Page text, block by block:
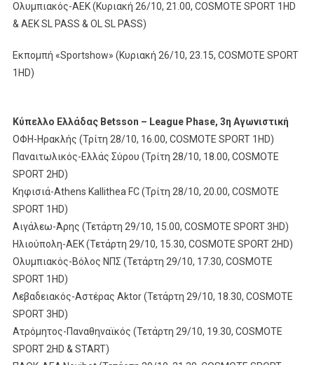
Ολυμπιακός-ΑΕΚ (Κυριακή 26/10, 21.00, COSMOTE SPORT 1HD
& AEK SL PASS & OL SL PASS)
Εκπομπή «Sportshow» (Κυριακή 26/10, 23.15, COSMOTE SPORT
1HD)
Κύπελλο ΕλλάδαςBetsson – League Phase, 3η Αγωνιστική
ΟΦΗ-Ηρακλής (Τρίτη 28/10, 16.00, COSMOTE SPORT 1HD)
Παναιτωλικός-Ελλάς Σύρου (Τρίτη 28/10, 18.00, COSMOTE
SPORT 2HD)
Κηφισιά-Athens Kallithea FC (Τρίτη 28/10, 20.00, COSMOTE
SPORT 1HD)
Αιγάλεω-Άρης (Τετάρτη 29/10, 15.00, COSMOTE SPORT 3HD)
Ηλιούπολη-ΑΕΚ (Τετάρτη 29/10, 15.30, COSMOTE SPORT 2HD)
Ολυμπιακός-Βόλος ΝΠΣ (Τετάρτη 29/10, 17.30, COSMOTE
SPORT 1HD)
Λεβαδειακός-Αστέρας Aktor (Τετάρτη 29/10, 18.30, COSMOTE
SPORT 3HD)
Ατρόμητος-Παναθηναϊκός (Τετάρτη 29/10, 19.30, COSMOTE
SPORT 2HD & START)